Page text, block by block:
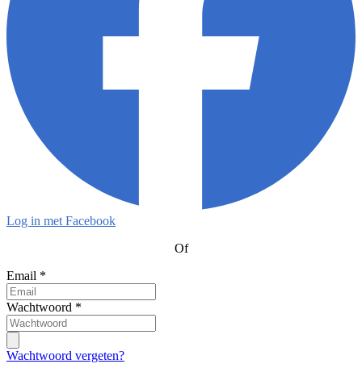
Log in met Facebook
Of
Email *
Wachtwoord *
Wachtwoord vergeten?